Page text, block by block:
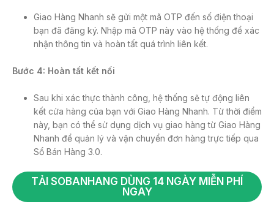
Giao Hàng Nhanh sẽ gửi một mã OTP đến số điện thoại
bạn đã đăng ký. Nhập mã OTP này vào hệ thống để xác
nhận thông tin và hoàn tất quá trình liên kết.
Bước 4: Hoàn tất kết nối
Sau khi xác thực thành công, hệ thống sẽ tự động liên
kết cửa hàng của bạn với Giao Hàng Nhanh. Từ thời điểm
này, bạn có thể sử dụng dịch vụ giao hàng từ Giao Hàng
Nhanh để quản lý và vận chuyển đơn hàng trực tiếp qua
Sổ Bán Hàng 3.0.
TẢI SOBANHANG DÙNG 14 NGÀY MIỄN PHÍ
NGAY